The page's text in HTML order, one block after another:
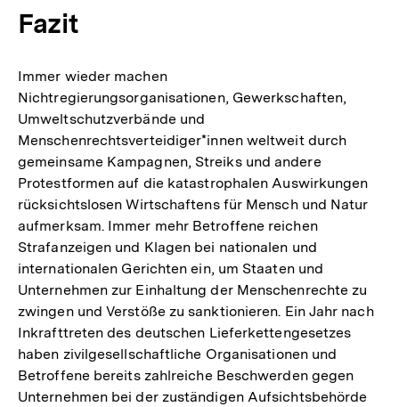
Fazit
Immer wieder machen
Nichtregierungsorganisationen, Gewerkschaften,
Umweltschutzverbände und
Menschenrechtsverteidiger*innen weltweit durch
gemeinsame Kampagnen, Streiks und andere
Protestformen auf die katastrophalen Auswirkungen
rücksichtslosen Wirtschaftens für Mensch und Natur
aufmerksam. Immer mehr Betroffene reichen
Strafanzeigen und Klagen bei nationalen und
internationalen Gerichten ein, um Staaten und
Unternehmen zur Einhaltung der Menschenrechte zu
zwingen und Verstöße zu sanktionieren. Ein Jahr nach
Inkrafttreten des deutschen Lieferkettengesetzes
haben zivilgesellschaftliche Organisationen und
Betroffene bereits zahlreiche Beschwerden gegen
Unternehmen bei der zuständigen Aufsichtsbehörde